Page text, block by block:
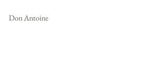
Don Antoine